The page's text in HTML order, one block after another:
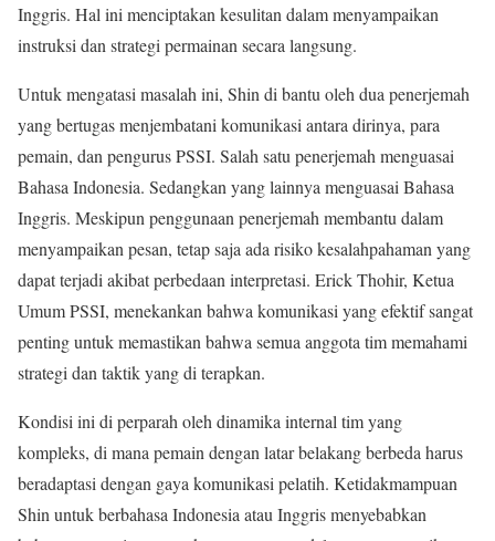
Inggris. Hal ini menciptakan kesulitan dalam menyampaikan
instruksi dan strategi permainan secara langsung.
Untuk mengatasi masalah ini, Shin di bantu oleh dua penerjemah
yang bertugas menjembatani komunikasi antara dirinya, para
pemain, dan pengurus PSSI. Salah satu penerjemah menguasai
Bahasa Indonesia. Sedangkan yang lainnya menguasai Bahasa
Inggris. Meskipun penggunaan penerjemah membantu dalam
menyampaikan pesan, tetap saja ada risiko kesalahpahaman yang
dapat terjadi akibat perbedaan interpretasi. Erick Thohir, Ketua
Umum PSSI, menekankan bahwa komunikasi yang efektif sangat
penting untuk memastikan bahwa semua anggota tim memahami
strategi dan taktik yang di terapkan.
Kondisi ini di perparah oleh dinamika internal tim yang
kompleks, di mana pemain dengan latar belakang berbeda harus
beradaptasi dengan gaya komunikasi pelatih. Ketidakmampuan
Shin untuk berbahasa Indonesia atau Inggris menyebabkan